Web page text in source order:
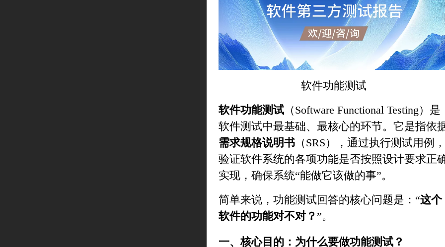
软件功能测试
软件功能测试 （Software Functional Testing）是
软件测试中最基础、最核心的环节。它是指依
需求规格说明书 （SRS），通过执行测试用例，
验证软件系统的各项功能是否按照设计要求正
实现，确保系统“能做它该做的事”。
简单来说，功能测试回答的核心问题是：“这个
软件的功能对不对？ ”。
一、核心目的：为什么要做功能测试？